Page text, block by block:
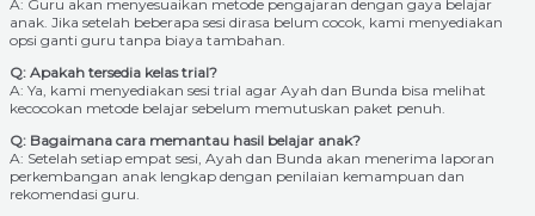
A: Guru akan menyesuaikan metode pengajaran dengan gaya belajar
anak. Jika setelah beberapa sesi dirasa belum cocok, kami menyediakan
opsi ganti guru tanpa biaya tambahan.
Q: Apakah tersedia kelas trial?
A: Ya, kami menyediakan sesi trial agar Ayah dan Bunda bisa melihat
kecocokan metode belajar sebelum memutuskan paket penuh.
Q: Bagaimana cara memantau hasil belajar anak?
A: Setelah setiap empat sesi, Ayah dan Bunda akan menerima laporan
perkembangan anak lengkap dengan penilaian kemampuan dan
rekomendasi guru.